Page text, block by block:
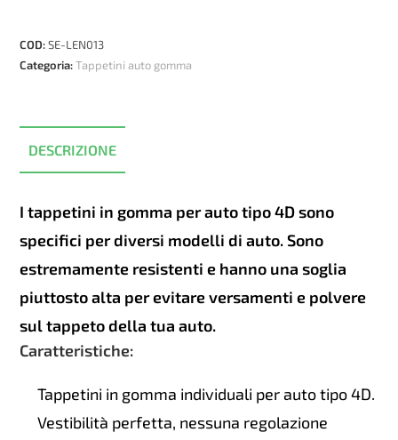
4D
Seat
2013-
COD:SE-LEN013
Categoria:Tappetini auto gomma
DESCRIZIONE
I tappetini in gomma per auto tipo 4D sono
specifici per diversi modelli di auto. Sono
estremamente resistenti e hanno una soglia
piuttosto alta per evitare versamenti e polvere
sul tappeto della tua auto.
Caratteristiche:
Tappetini in gomma individuali per auto tipo 4D.
Vestibilità perfetta, nessuna regolazione